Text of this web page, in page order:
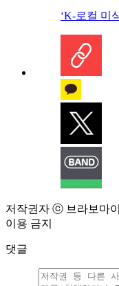
‘K-로컬 미
저작권자 ⓒ 브라보마
이용 금지
댓글